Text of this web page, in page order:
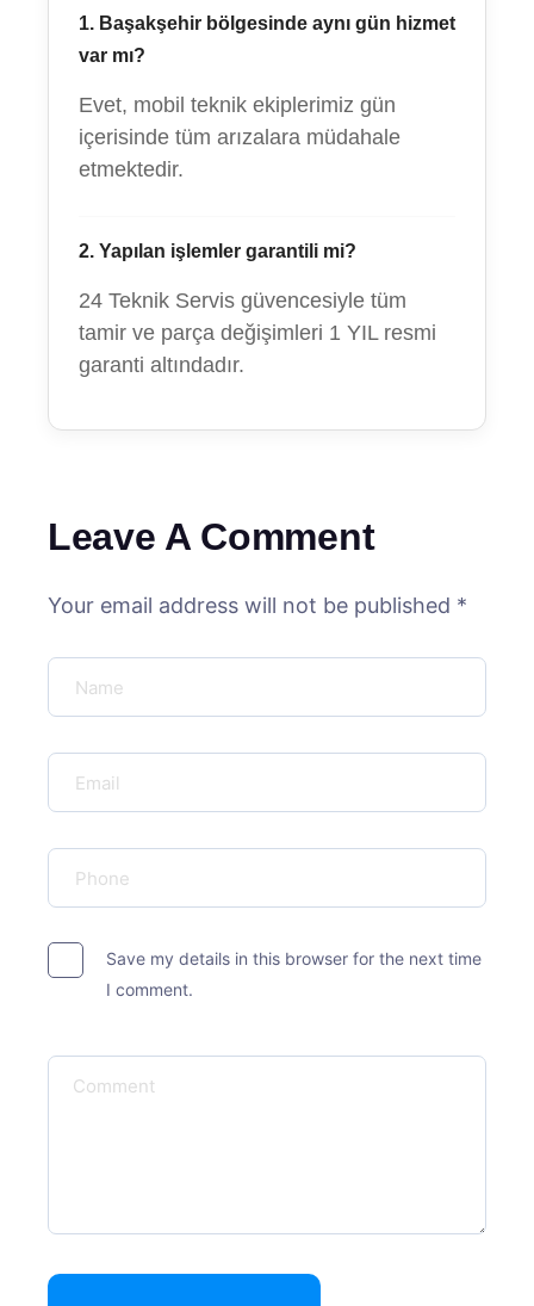
1. Başakşehir bölgesinde aynı gün hizmet
var mı?
Evet, mobil teknik ekiplerimiz gün
içerisinde tüm arızalara müdahale
etmektedir.
2. Yapılan işlemler garantili mi?
24 Teknik Servis güvencesiyle tüm
tamir ve parça değişimleri 1 YIL resmi
garanti altındadır.
Leave A Comment
Your email address will not be published *
Save my details in this browser for the next time
I comment.